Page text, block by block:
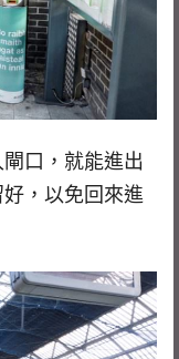
口，就能進出
，以免回來進